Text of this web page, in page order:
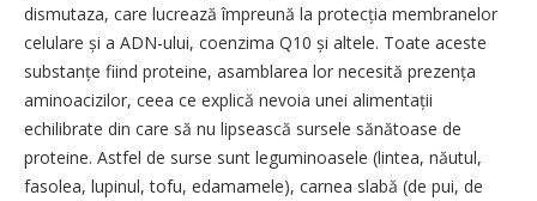
dismutaza, care lucrează împreună la protecția membranelor
celulare și a ADN-ului, coenzima Q10 și altele. Toate aceste
substanțe fiind proteine, asamblarea lor necesită prezența
aminoacizilor, ceea ce explică nevoia unei alimentații
echilibrate din care să nu lipsească sursele sănătoase de
proteine. Astfel de surse sunt leguminoasele (lintea, năutul,
fasolea, lupinul, tofu, edamamele), carnea slabă (de pui, de